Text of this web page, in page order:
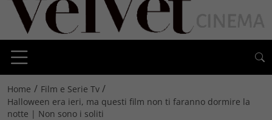
Home / Film e Serie Tv /
Halloween era ieri, ma questi film non ti faranno dormire la
notte | Non sono i soliti